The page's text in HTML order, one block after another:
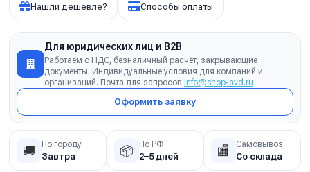
Нашли дешевле? Способы оплаты
Для юридических лиц и B2B
Работаем с НДС, безналичный расчёт, закрывающие
документы. Индивидуальные условия для компаний и
организаций. Почта для запросов info@shop-avd.ru
Оформить заявку
🚚 По городу
Завтра 📦 По РФ
2–5 дней 🏬 Самовывоз
Со склада